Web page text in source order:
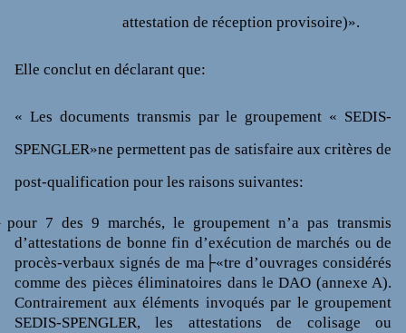
attestation de réception provisoire)».
Elle conclut en déclarant que:
« Les documents transmis par le groupement « SEDIS-
SPENGLER»ne permettent pas de satisfaire aux critères de
post-qualification pour les raisons suivantes:
pour 7 des 9 marchés, le groupement n’a pas transmis
d’attestations de bonne fin d’exécution de marchés ou de
procès-verbaux signés de ma├«tre d’ouvrages considérés
comme des pièces éliminatoires dans le DAO (annexe A).
Contrairement aux éléments invoqués par le groupement
SEDIS-SPENGLER, les attestations de colisage ou